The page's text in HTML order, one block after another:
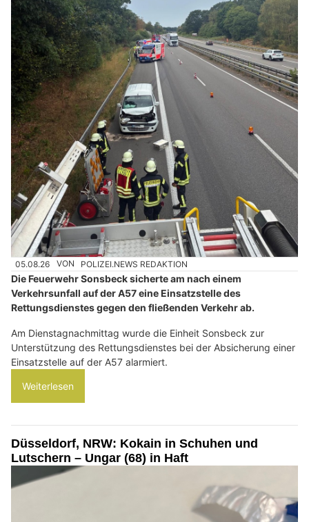
05.08.26 VON POLIZEI.NEWS REDAKTION
Die Feuerwehr Sonsbeck sicherte am nach einem
Verkehrsunfall auf der A57 eine Einsatzstelle des
Rettungsdienstes gegen den fließenden Verkehr ab.
Am Dienstagnachmittag wurde die Einheit Sonsbeck zur
Unterstützung des Rettungsdienstes bei der Absicherung einer
Einsatzstelle auf der A57 alarmiert.
Weiterlesen
Düsseldorf, NRW: Kokain in Schuhen und
Lutschern – Ungar (68) in Haft